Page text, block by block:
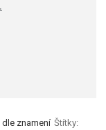
dle znamení Štítky: